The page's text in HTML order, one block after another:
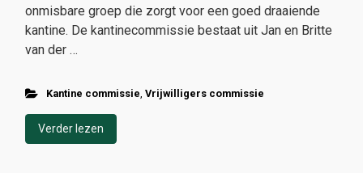
onmisbare groep die zorgt voor een goed draaiende
kantine. De kantinecommissie bestaat uit Jan en Britte
van der …
Kantine commissie Vrijwilligers commissie
Verder lezen